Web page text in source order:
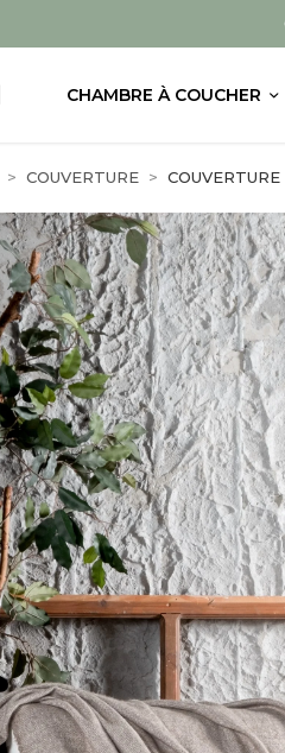
CHAMBRE À COUCHER
COUVERTURE